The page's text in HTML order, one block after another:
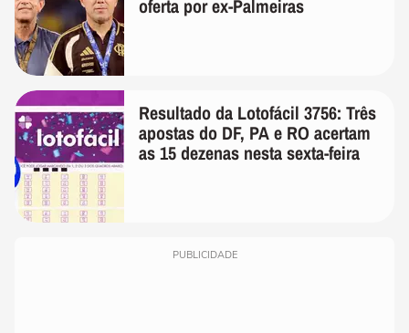
oferta por ex-Palmeiras
Resultado da Lotofácil 3756: Três
apostas do DF, PA e RO acertam
as 15 dezenas nesta sexta-feira
PUBLICIDADE